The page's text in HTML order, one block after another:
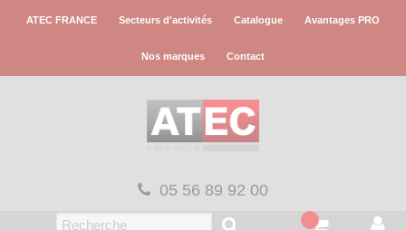
ATEC FRANCE Secteurs d'activités Catalogue Avantages PRO
Nos marques Contact
05 56 89 92 00